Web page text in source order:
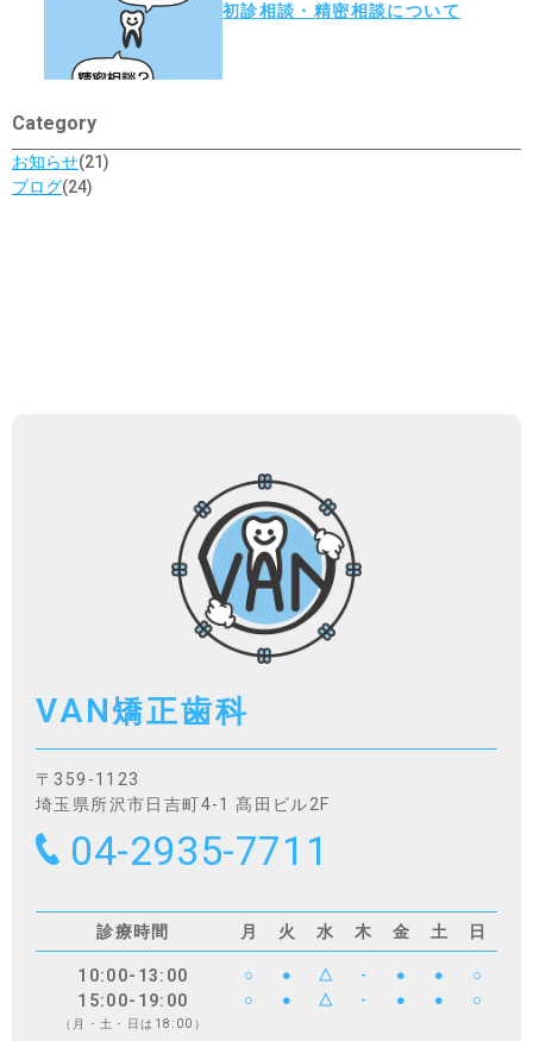
初診相談・精密相談について
Category
お知らせ(21)
ブログ(24)
VAN矯正歯科
〒359-1123
埼玉県所沢市日吉町4-1 髙田ビル2F
04-2935-7711
診療時間 月 火 水 木 金 土 日
10:00-13:00 ○ ● △ - ● ● ○
15:00-19:00
（月・土・日は18:00）
○ ● △ - ● ● ○